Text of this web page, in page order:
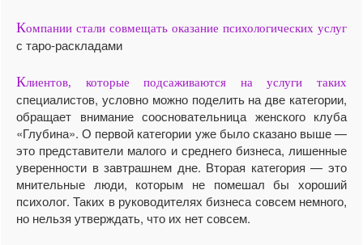
Компании стали совмещать оказание психологических услуг
с таро-раскладами
Клиентов, которые подсаживаются на услуги таких
специалистов, условно можно поделить на две категории,
обращает внимание соосновательница женского клуба
«Глубина». О первой категории уже было сказано выше —
это представители малого и среднего бизнеса, лишенные
уверенности в завтрашнем дне. Вторая категория — это
мнительные люди, которым не помешал бы хороший
психолог. Таких в руководителях бизнеса совсем немного,
но нельзя утверждать, что их нет совсем.